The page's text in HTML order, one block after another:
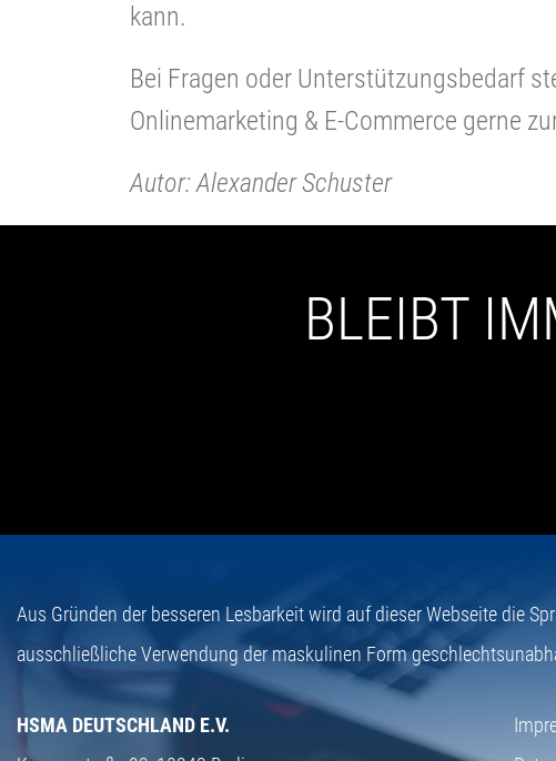
kann.
Bei Fragen oder Unterstützungsbedarf
Onlinemarketing & E-Commerce gerne
Autor: Alexander Schuster
BLEIBT
Aus Gründen der besseren Lesbarkeit wird auf dieser Webseite die
ausschließliche Verwendung der maskulinen Form
HSMA DEUTSCHLAND E.V.